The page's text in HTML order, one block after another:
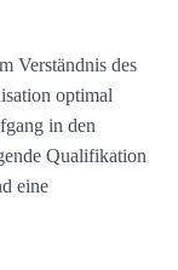
Verständnis des
optimal
in den
Qualifikation
eine